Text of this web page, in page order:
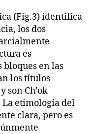
(Fig.3) identifica
los dos
es
bloques en las
los títulos
son Ch’ok
La etimología del
clara, pero es